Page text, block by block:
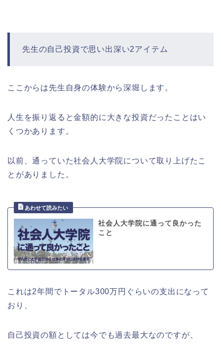
先生の自己投資で思い出深い2アイテム
ここからは先生自身の体験から深堀します。
人生を振り返ると金額的に大きな投資だったことはい
くつかあります。
以前、通っていた社会人大学院について取り上げたこ
とがありました。
社会人大学院に通って良かった
こと
これは2年間でトータル300万円ぐらいの支出になって
おり、
自己投資の額としては今でも過去最大なのですが、